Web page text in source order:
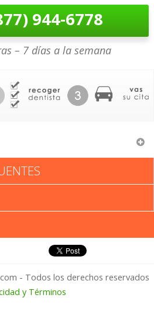
944-6778
– 7 días a la semana
Bond: Califica tu
- Todos los derechos reservados
y Términos